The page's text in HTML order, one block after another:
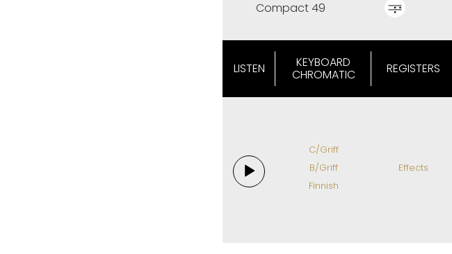
Compact 49
LISTEN KEYBOARD
CHROMATIC REGISTERS
C/Griff
B/Griff
Finnish
Effects